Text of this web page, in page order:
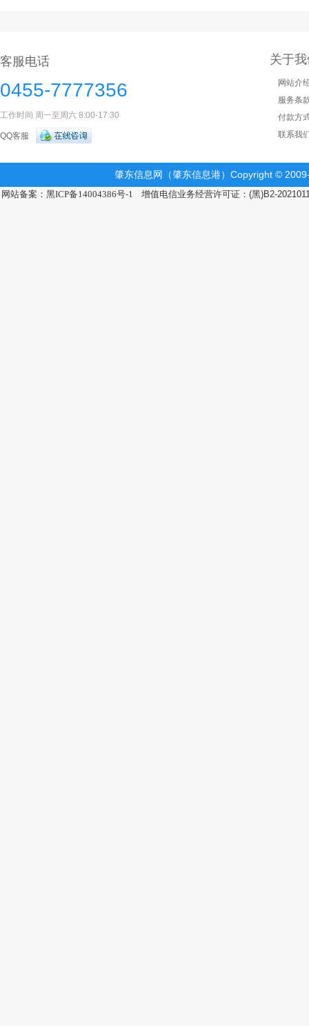
客服电话
0455-7777356
工作时间 周一至周六 8:00-17:30
QQ客服
关于
网站介
服务条
付款方
联系我
肇东信息网（肇东信息港）Copyright ©
网站备案：黑ICP备14004386号-1 增值电信业务经营许可证：(黑)B2-